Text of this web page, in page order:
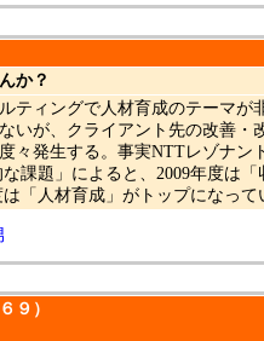
か？
ティングで人材育成のテーマ
いが、クライアント先の改善・
々発生する。事実NTTレゾナン
課題」によると、2009年度は
は「人材育成」がトップにな
９）